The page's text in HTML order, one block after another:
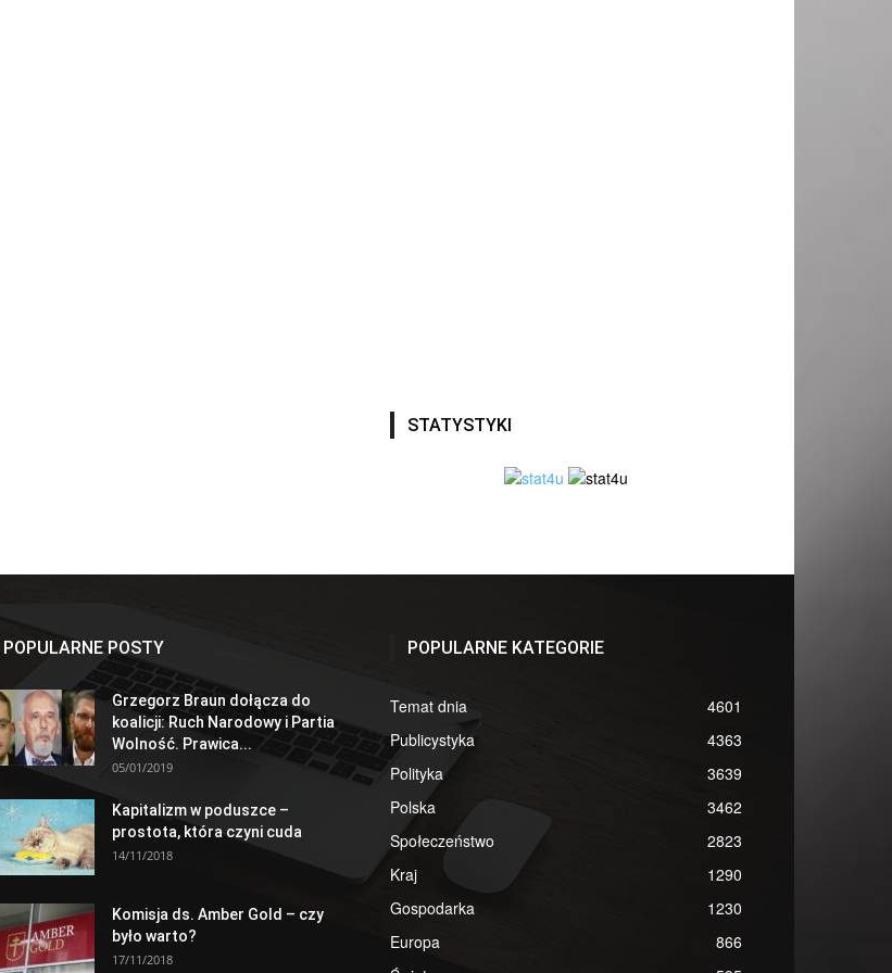
STATYSTYKI
POPULARNE POSTY
Grzegorz Braun dołącza do
koalicji: Ruch Narodowy i Partia
Wolność. Prawica...
05/01/2019
Kapitalizm w poduszce –
prostota, która czyni cuda
14/11/2018
Komisja ds. Amber Gold – czy
było warto?
17/11/2018
POPULARNE KATEGORIE
Temat dnia
4601
Publicystyka
4363
Polityka
3639
Polska
3462
Społeczeństwo
2823
Kraj
1290
Gospodarka
1230
Europa
866